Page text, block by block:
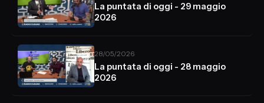
La puntata di oggi - 29 maggio
2026
28/05/2026
La puntata di oggi - 28 maggio
2026